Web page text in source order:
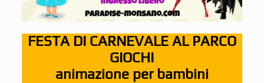
FESTA DI CARNEVALE AL PARCO
GIOCHI
animazione per bambini